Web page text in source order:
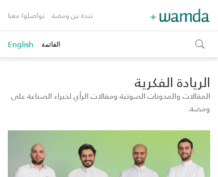
نبذة عن ومضة تواصلوا معنا
toggle
search
القائمة English
الريادة الفكرية
المقالات والمدونات الصوتية ومقالات الرأي لخبراء الصناعة على
ومضة.